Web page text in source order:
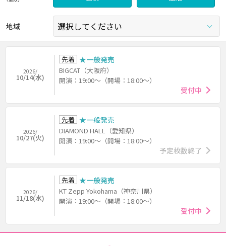
地域
2026/
10/14(水)
先着 ★一般発売
BIGCAT（大阪府）
開演：19:00～（開場：18:00～）
受付中
2026/
10/27(火)
先着 ★一般発売
DIAMOND HALL（愛知県）
開演：19:00～（開場：18:00～）
予定枚数終了
2026/
11/18(水)
先着 ★一般発売
KT Zepp Yokohama（神奈川県）
開演：19:00～（開場：18:00～）
受付中